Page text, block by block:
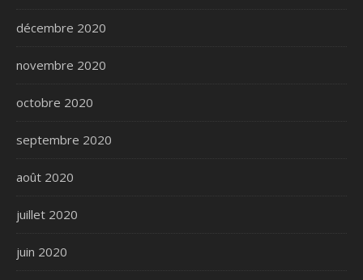
décembre 2020
novembre 2020
octobre 2020
septembre 2020
août 2020
juillet 2020
juin 2020